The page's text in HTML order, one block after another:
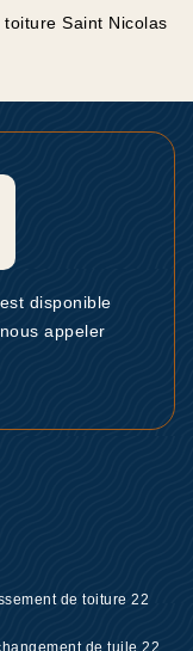
Saint Nicolas
disponible
appeler
de toiture 22
de tuile 22